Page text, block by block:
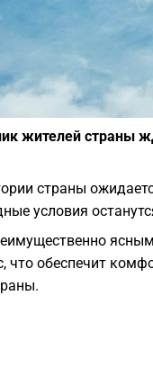
жителей страны
страны
условия
ясным
что обеспечит